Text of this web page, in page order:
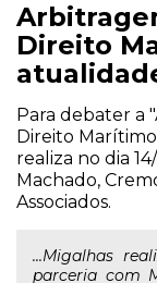
Direito
Para debater a
Direito
realiza no dia
Machado,
Associados.
...Migalhas
parceria com